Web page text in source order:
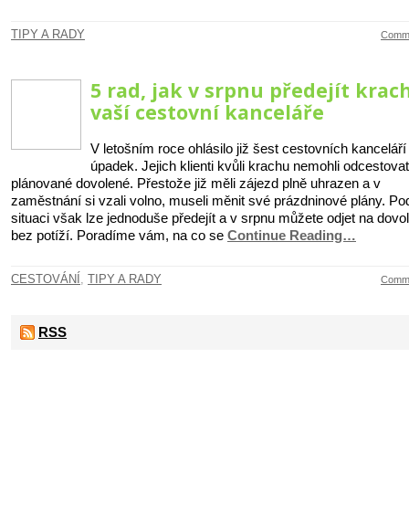
TIPY A RADY
5 rad, jak v srpnu předejít
vaší cestovní kanceláře
V letošním roce ohlásilo již šest cestovních kanceláří
úpadek. Jejich klienti kvůli krachu nemohli
plánované dovolené. Přestože již měli zájezd plně uhrazen a v
zaměstnání si vzali volno, museli měnit své prázdninové plány.
situaci však lze jednoduše předejít a v srpnu můžete odjet na
bez potíží. Poradíme vám, na co se Continue Reading…
CESTOVÁNÍ , TIPY A RADY
RSS